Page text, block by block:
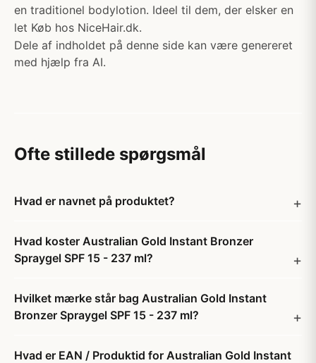
en traditionel bodylotion. Ideel til dem, der elsker en
let Køb hos NiceHair.dk.
Dele af indholdet på denne side kan være genereret
med hjælp fra AI.
Ofte stillede spørgsmål
Hvad er navnet på produktet?
Hvad koster Australian Gold Instant Bronzer
Spraygel SPF 15 - 237 ml?
Hvilket mærke står bag Australian Gold Instant
Bronzer Spraygel SPF 15 - 237 ml?
Hvad er EAN / Produktid for Australian Gold Instant